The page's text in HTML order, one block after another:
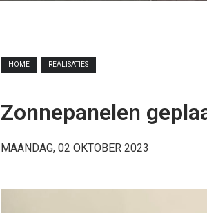
HOME REALISATIES
Zonnepanelen
MAANDAG, 02 OKTOBER 2023